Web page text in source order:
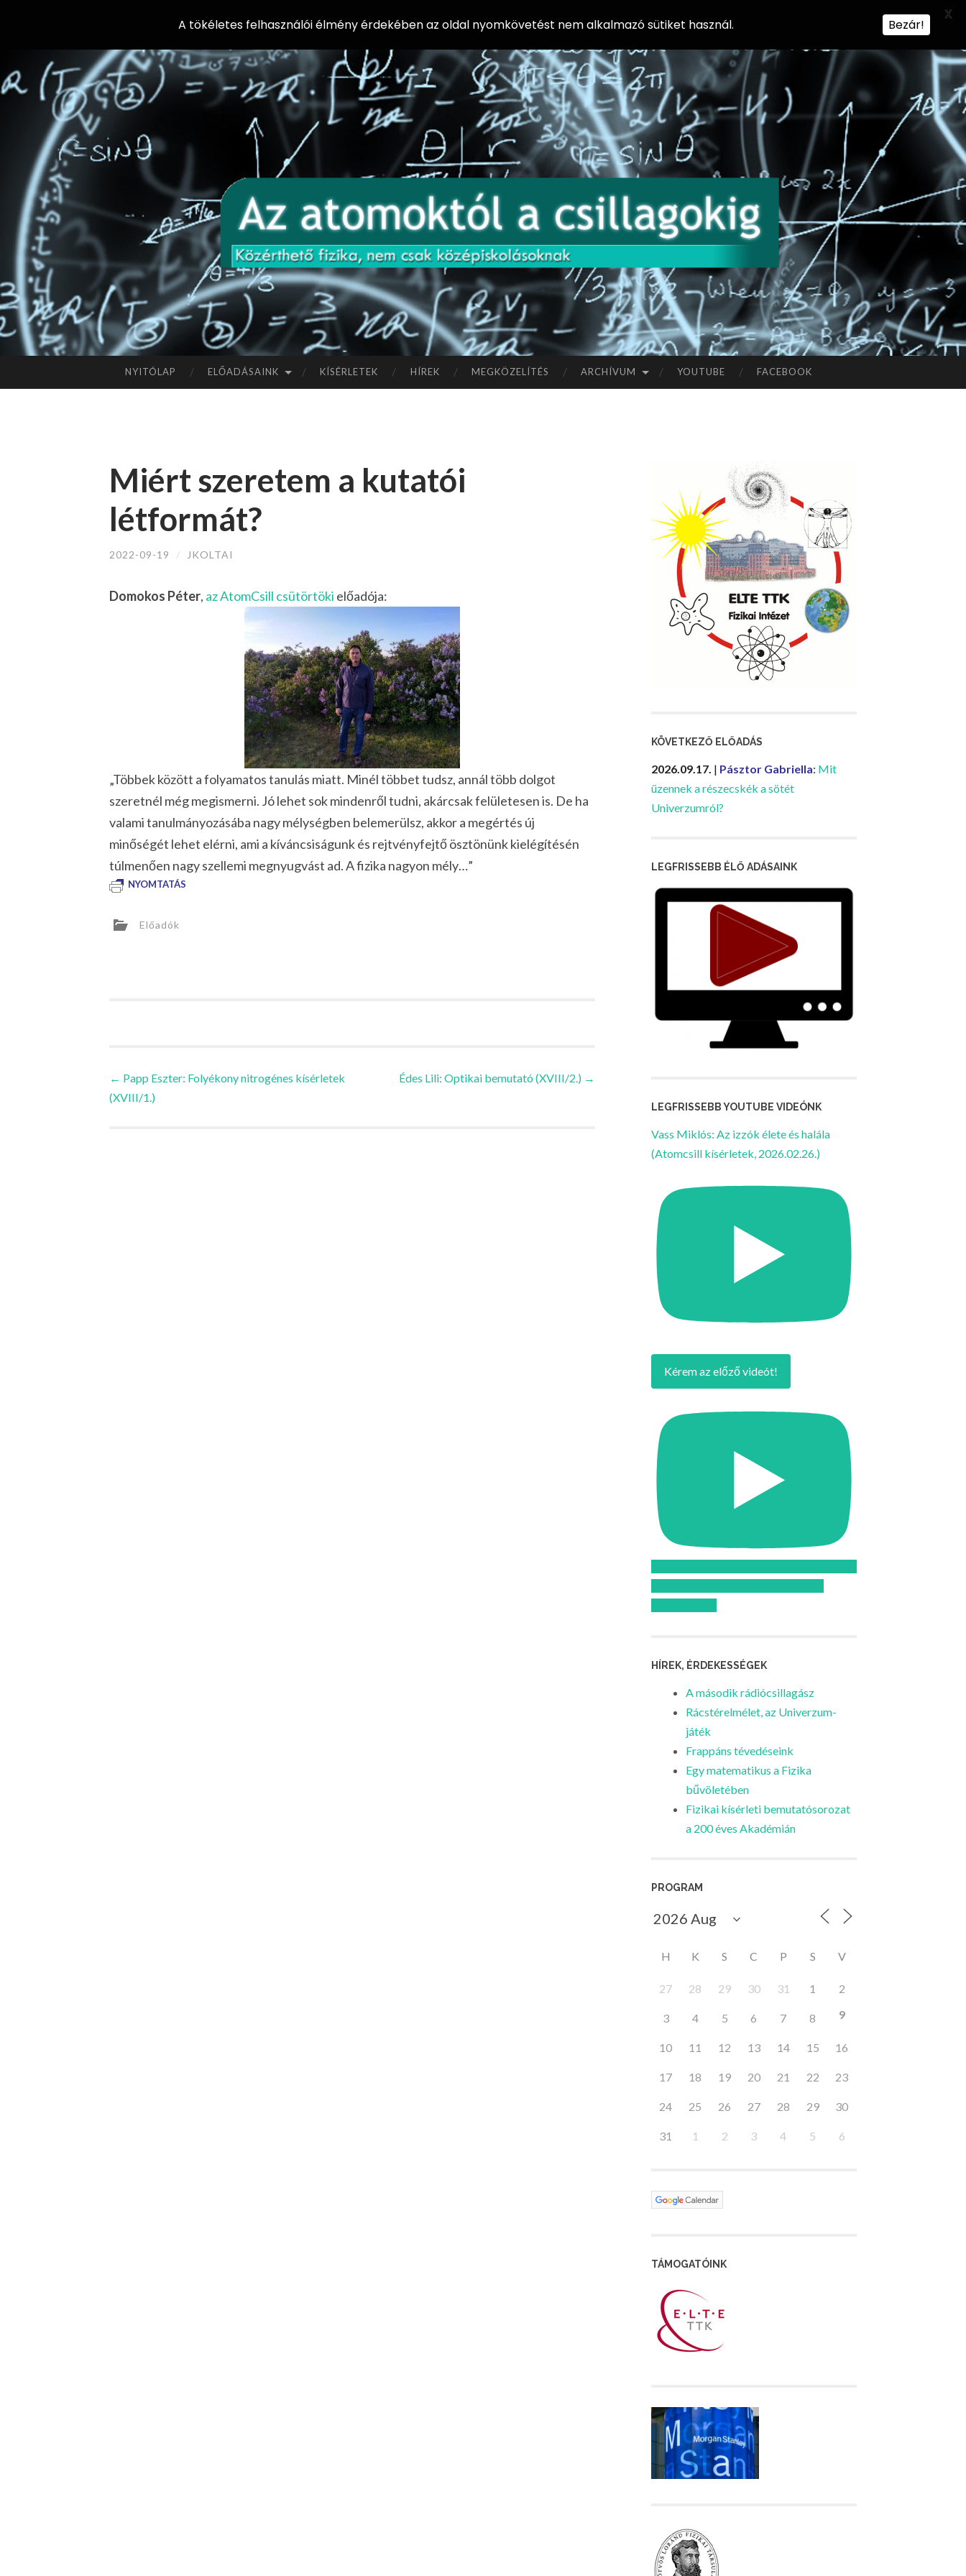
AZ
AT
OM
OK
TÓ
L A
Előadássorozat
középiskolásoknak
az ELTE
Természettudományi
Kar Fizikai
Intézetében
A
NYITÓLAP ELŐADÁSAINK KÍSÉRLETEK HÍREK MEGKÖZELÍTÉS ARCHÍVUM YOUTUBE FACEBOOK
Miért szeretem a kutatói
létformát?
2022-09-19 / JKOLTAI
Domokos Péter, az AtomCsill csütörtöki előadója:
„Többek között a folyamatos tanulás miatt. Minél többet tudsz, annál több dolgot
szeretnél még megismerni. Jó lehet sok mindenről tudni, akárcsak felületesen is. De ha
valami tanulmányozásába nagy mélységben belemerülsz, akkor a megértés új
minőségét lehet elérni, ami a kíváncsiságunk és rejtvényfejtő ösztönünk kielégítésén
túlmenően nagy szellemi megnyugvást ad. A fizika nagyon mély…”
NYOMTATÁS
Előadók
Bejegyzések
navigációja
← Papp Eszter: Folyékony nitrogénes kísérletek
(XVIII/1.)
Édes Lili: Optikai bemutató (XVIII/2.) →
KÖVETKEZŐ ELŐADÁS
2026.09.17. | Pásztor Gabriella: Mit
üzennek a részecskék a sötét
Univerzumról?
LEGFRISSEBB ÉLŐ ADÁSAINK
LEGFRISSEBB YOUTUBE VIDEÓNK
Vass Miklós: Az izzók élete és halála
(Atomcsill kísérletek, 2026.02.26.)
Kérem az előző videót!
HÍREK, ÉRDEKESSÉGEK
A második rádiócsillagász
Rácstérelmélet, az Univerzum-
játék
Frappáns tévedéseink
Egy matematikus a Fizika
bűvöletében
Fizikai kísérleti bemutatósorozat
a 200 éves Akadémián
PROGRAM
H K S C P S V
27 28 29 30 31 1 2
3 4 5 6 7 8 9
10 11 12 13 14 15 16
17 18 19 20 21 22 23
24 25 26 27 28 29 30
31 1 2 3 4 5 6
TÁMOGATÓINK
A tökéletes felhasználói élmény érdekében az oldal nyomkövetést nem alkalmazó sütiket használ. Bezár!
X